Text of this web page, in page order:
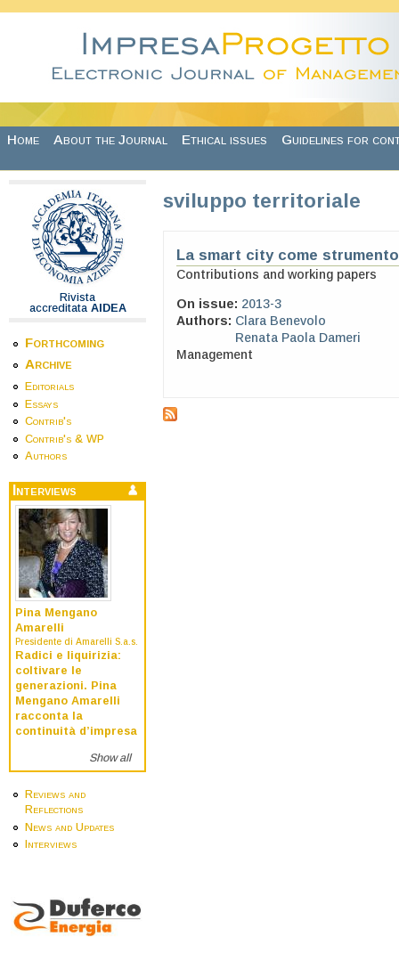
Home About the Journal Ethical issues Guidelines for
Rivista
accreditata AIDEA
Forthcoming
Archive
Editorials
Essays
Contrib's
Contrib's & WP
Authors
Interviews
Pina Mengano
Amarelli
Presidente di Amarelli S.a.s.
Radici e liquirizia:
coltivare le
generazioni. Pina
Mengano Amarelli
racconta la
continuità d’impresa
Show all
Reviews and
Reflections
News and Updates
Interviews
sviluppo territoriale
La smart city come
Contributions and working papers
On issue: 2013-3
Authors: Clara Benevolo
Renata Paola Dameri
Management